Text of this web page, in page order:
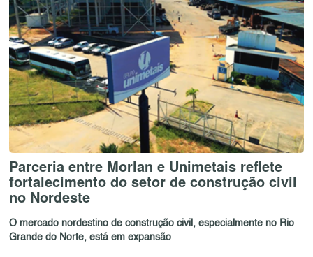
Parceria entre Morlan e Unimetais reflete
fortalecimento do setor de construção civil
no Nordeste
O mercado nordestino de construção civil, especialmente no Rio
Grande do Norte, está em expansão